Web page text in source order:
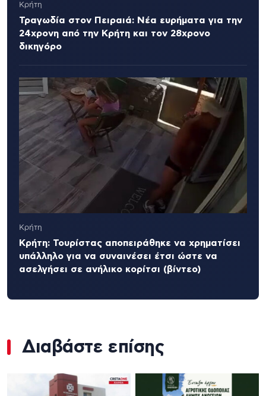
Κρήτη
Τραγωδία στον Πειραιά: Νέα ευρήματα για την
24χρονη από την Κρήτη και τον 28χρονο
δικηγόρο
Κρήτη
Κρήτη: Τουρίστας αποπειράθηκε να χρηματίσει
υπάλληλο για να συναινέσει έτσι ώστε να
ασελγήσει σε ανήλικο κορίτσι (βίντεο)
Διαβάστε επίσης